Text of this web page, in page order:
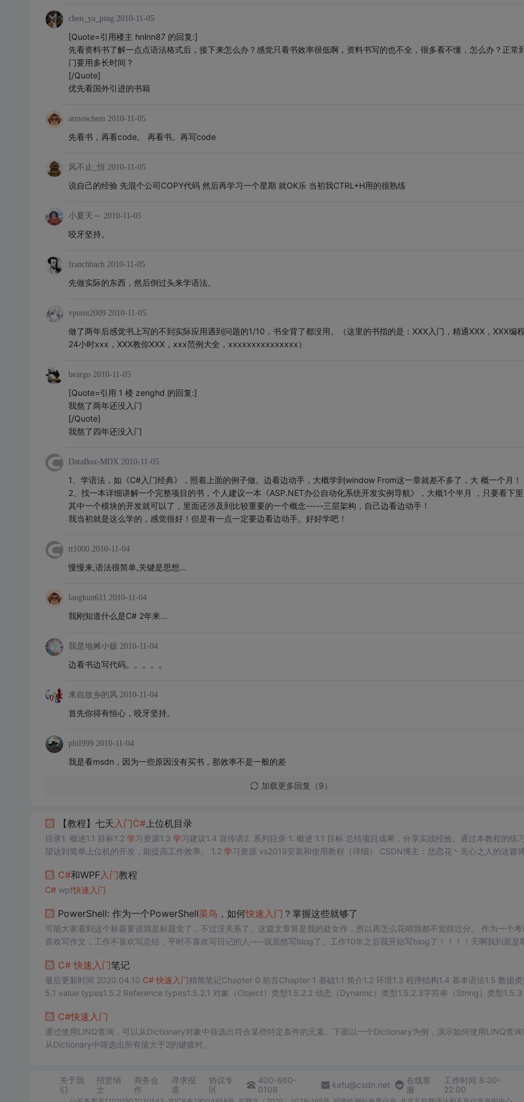
chen_ya_ping 2010-11-05
[Quote=引用楼主 hnlnn87 的回复:]
先看资料书了解一点点语法格式后，接下来怎么办？感觉只看书效率很低啊，资料书写的也不全，很多看不懂，怎么办？正常
门要用多长时间？
[/Quote]
优先看国外引进的书籍
atmoschem 2010-11-05
先看书，再看code。 再看书。再写code
风不止_恒 2010-11-05
说自己的经验 先混个公司COPY代码 然后再学习一个星期 就OK乐 当初我CTRL+H用的很熟练
小夏天～ 2010-11-05
咬牙坚持。
franchbach 2010-11-05
先做实际的东西，然后倒过头来学语法。
vpoint2009 2010-11-05
做了两年后感觉书上写的不到实际应用遇到问题的1/10，书全背了都没用。（这里的书指的是：XXX入门，精通XXX，XXX编
24小时xxx，XXX教你XXX，xxx范例大全，xxxxxxxxxxxxxxx）
beargo 2010-11-05
[Quote=引用 1 楼 zenghd 的回复:]
我熬了两年还没入门
[/Quote]
我熬了四年还没入门
DataBox-MDX 2010-11-05
1、学语法，如《C#入门经典》，照着上面的例子做。边看边动手，大概学到window From这一章就差不多了，大 概一个月！
2、找一本详细讲解一个完整项目的书，个人建议一本《ASP.NET办公自动化系统开发实例导航》，大概1个半月 ，只要看下
其中一个模块的开发就可以了，里面还涉及到比较重要的一个概念-----三层架构，自己边看边动手！
我当初就是这么学的，感觉很好！但是有一点一定要边看边动手。好好学吧！
tt1000 2010-11-04
慢慢来,语法很简单,关键是思想...
langkun611 2010-11-04
我刚知道什么是C# 2年来...
我是地摊小贩 2010-11-04
边看书边写代码。。。。。
来自故乡的风 2010-11-04
首先你得有恒心，咬牙坚持。
phil999 2010-11-04
我是看msdn，因为一些原因没有买书，那效率不是一般的差
加载更多回复（9）
【教程】七天入门C#上位机目录
目录1. 概述1.1 目标1.2 学习资源1.3 学习建议1.4 宣传语2. 系列目录 1. 概述 1.1 目标 总结项目成果，分享实战经验。通过本教程的练习，期
望达到简单上位机的开发，能提高工作效率。 1.2 学习资源 vs2019安装和使用教程（详细） CSDN博主：悲恋花丶无心之人的这篇博文很
全面到位，代码例程很多，能够满足对于基础语法的了解和
C#和WPF入门教程
C#wpf快速 入门
PowerShell: 作为一个PowerShell菜鸟 ，如何快速入门 ？掌握这些就够了
可能大家看到这个标题要说我是标题党了，不过没关系了。这篇文章算是我的处女作，所以再怎么花哨我都不觉得过分。 作为一个考
喜欢写作文，工作不喜欢写总结，平时不喜欢写日记的人----我居然写blog了。工作10年之后我开始写blog了！！！！天啊我到底是
C# 快速入门笔记
最后更新时间 2020.04.10 C# 快速 入门精简笔记Chapter 0 前言Chapter 1 基础1.1 简介1.2 环境1.3 程序结构1.4 基本语法1.5 数据类
5.1 value types1.5.2 Reference types1.5.2.1 对象（Object）类型1.5.2.2 动态（Dynamic）类型1.5.2.3字符串（String）类型1.5.3
C#快速入门
通过使用LINQ查询，可以从Dictionary对象中筛选出符合某些特定条件的元素。下面以一个Dictionary为例，演示如何使用LINQ查询
从Dictionary中筛选出所有值大于2的键值对。
关于我
们
招贤纳
士
商务合
作
寻求报
道
协议专
区
400-660-
0108
kefu@csdn.net
在线客
服
工作时间 8:30-
22:00